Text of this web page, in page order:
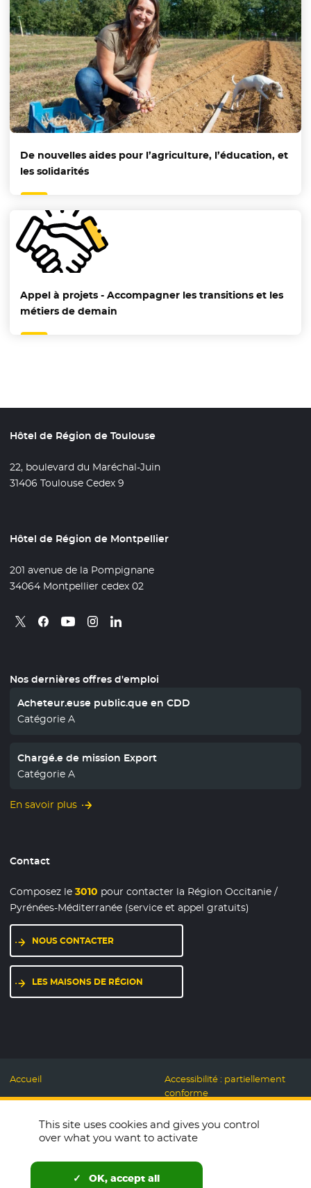
De nouvelles aides pour l’agriculture, l’éducation, et
les solidarités
Appel à projets - Accompagner les transitions et les
métiers de demain
Hôtel de Région de Toulouse
22, boulevard du Maréchal-Juin
31406 Toulouse Cedex 9
Hôtel de Région de Montpellier
201 avenue de la Pompignane
34064 Montpellier cedex 02
Retrouvez nous sur X
- Nouvelle fenêtre
Retrouvez nous sur Facebook
- Nouvelle fenêtre
Retrouvez nous sur Youtube
- Nouvelle fenêtre
Retrouvez nous sur Instagram
- Nouvelle fenêtre
Retrouvez nous sur Linkedin
- Nouvelle fenêtre
Nos dernières offres d'emploi
Acheteur.euse public.que en CDD
Catégorie A
Chargé.e de mission Export
Catégorie A
En savoir plus
Contact
Composez le3010 pour contacter la Région Occitanie /
Pyrénées-Méditerranée (service et appel gratuits)
NOUS CONTACTER
LES MAISONS DE RÉGION
Accueil
Mentions légales
Données personnelles et
Cookies
Espace presse
Télécharger le logo
Accessibilité : partiellement
conforme
Responsable
This site uses cookies and gives you control
over what you want to activate
OK, accept all